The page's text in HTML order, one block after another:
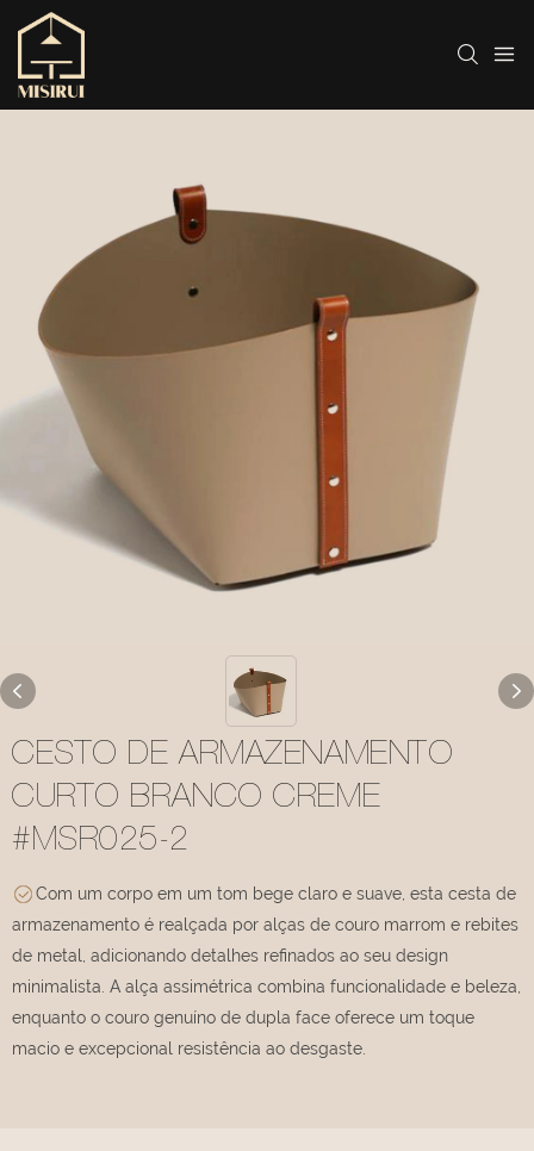
CESTO DE ARMAZENAMENTO
CURTO BRANCO CREME
#MSR025-2
Com um corpo em um tom bege claro e suave, esta cesta de
armazenamento é realçada por alças de couro marrom e rebites
de metal, adicionando detalhes refinados ao seu design
minimalista. A alça assimétrica combina funcionalidade e beleza,
enquanto o couro genuíno de dupla face oferece um toque
macio e excepcional resistência ao desgaste.